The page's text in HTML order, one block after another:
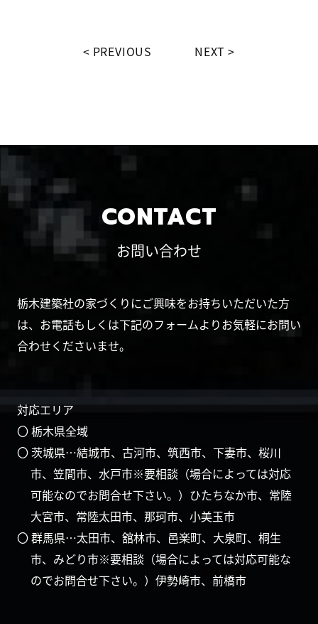
PREVIOUS NEXT
CONTACT
お問い合わせ
栃木建築社の家づくりにご興味をお持ちいただいた方
は、お電話もしくは下記のフォームよりお気軽にお問い
合わせくださいませ。
対応エリア
〇 栃木県全域
〇 茨城県…結城市、古河市、筑西市、下妻市、桜川
市、笠間市、水戸市※要相談（場合によっては対応
可能なのでお問合せ下さい。）ひたちなか市、常陸
大宮市、常陸太田市、那珂市、小美玉市
〇 群馬県…太田市、舘林市、邑楽町、大泉町、桐生
市、みどり市※要相談（場合によっては対応可能な
のでお問合せ下さい。）伊勢崎市、前橋市